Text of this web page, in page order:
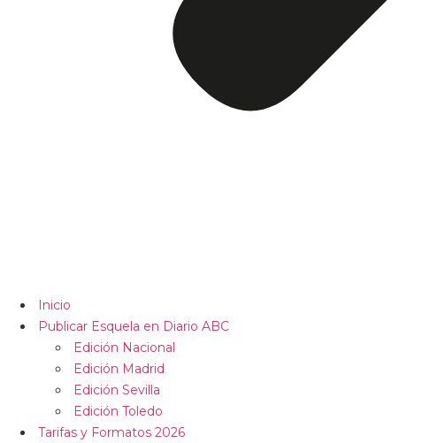
Inicio
Publicar Esquela en Diario ABC
Edición Nacional
Edición Madrid
Edición Sevilla
Edición Toledo
Tarifas y Formatos 2026